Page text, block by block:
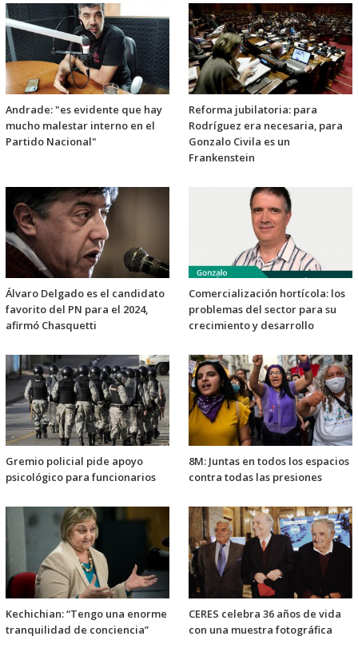
Andrade: "es evidente que hay
mucho malestar interno en el
Partido Nacional"
Reforma jubilatoria: para
Rodríguez era necesaria, para
Gonzalo Civila es un
Frankenstein
Álvaro Delgado es el candidato
favorito del PN para el 2024,
afirmó Chasquetti
Comercialización hortícola: los
problemas del sector para su
crecimiento y desarrollo
Gremio policial pide apoyo
psicológico para funcionarios
8M: Juntas en todos los espacios
contra todas las presiones
Kechichian: “Tengo una enorme
tranquilidad de conciencia”
CERES celebra 36 años de vida
con una muestra fotográfica